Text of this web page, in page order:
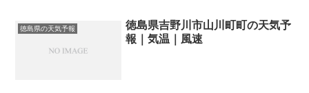
徳島県の天気予報
徳島県吉野川市山川町町の天気予
報｜気温｜風速